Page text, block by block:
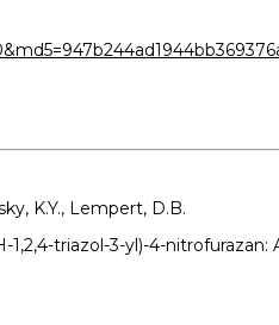
K.Y., Lempert, D.B.
triazol-3-yl)-4-